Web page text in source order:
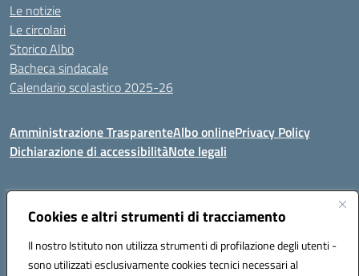
Cookies e altri strumenti di tracciamento
Il nostro Istituto non utilizza strumenti di profilazione degli utenti -
sono utilizzati esclusivamente cookies tecnici necessari al
Le notizie
Le circolari
Storico Albo
Bacheca sindacale
Calendario scolastico 2025-26
Amministrazione TrasparenteAlbo onlinePrivacy Policy
Dichiarazione di accessibilitàNote legali
Indirizzo:VIA A. DE GASPERI, 41 RUDIANO 25030 RUDIANO
Posta elettronica certificata (PEC):bsic86100r@pec.istruzione.it